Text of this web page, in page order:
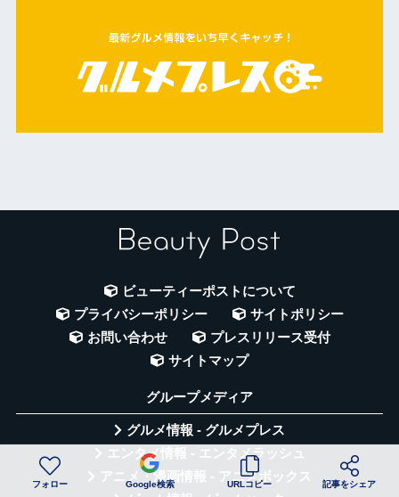
ビューティーポストについて
プライバシーポリシー
サイトポリシー
お問い合わせ
プレスリリース受付
サイトマップ
グループメディア
グルメ情報 - グルメプレス
エンタメ情報 - エンタメラッシュ
アニメ・漫画情報 - アニメボックス
フォロー Google検索 URLコピー 記事をシェア